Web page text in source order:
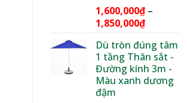
4,400,000₫
Được xếp
hạng5.00
5 sao
1,600,000₫ –
1,850,000₫Khoảng
từ
1,600,000₫
đến
1,850,000₫
Dù tròn đúng tâm
1 tầng Thân sắt -
Đường kính 3m -
Màu xanh dương
đậm